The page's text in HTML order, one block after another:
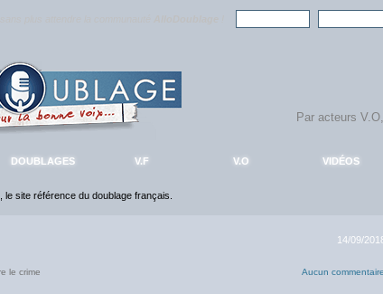
DOUBLAGES V.F V.O VIDÉOS
, le site référence du doublage français.
14/09/
le crime Aucun commentaire